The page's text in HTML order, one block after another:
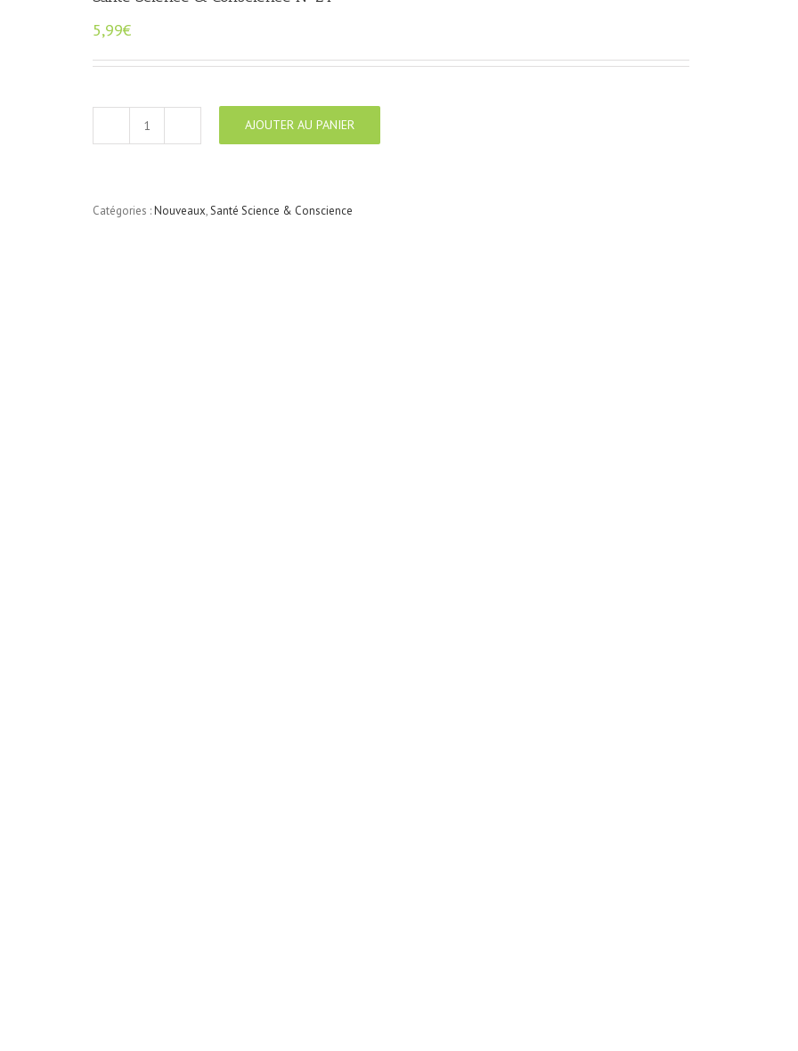
5,99€
quantité
Conscience
AJOUTER AU PANIER
Catégories :Nouveaux,Santé Science & Conscience